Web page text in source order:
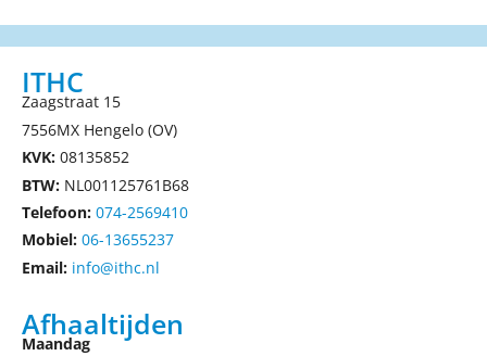
ITHC
Zaagstraat 15
7556MX Hengelo (OV)
KVK: 08135852
BTW: NL001125761B68
Telefoon: 074-2569410
Mobiel: 06-13655237
Email: info@ithc.nl
Afhaaltijden
Maandag